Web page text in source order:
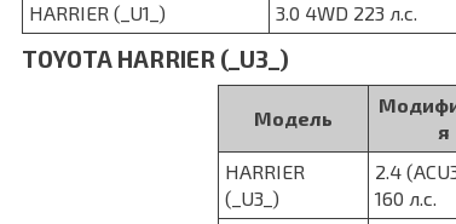
HARRIER (_U1_)
3.0 4WD 223 л.с.
TOYOTA HARRIER (_U3_)
Модель
я
HARRIER
(_U3_)
2.4
160 л.с.